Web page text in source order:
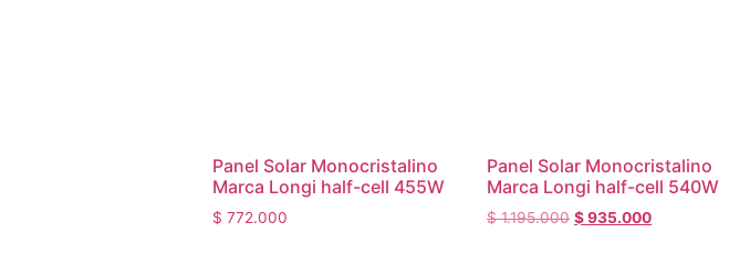
Panel Solar Monocristalino
Marca Longi half-cell 455W
$ 772.000
Panel Solar Monocristalino
Marca Longi half-cell 540W
$1.195.000 El
$935.000El